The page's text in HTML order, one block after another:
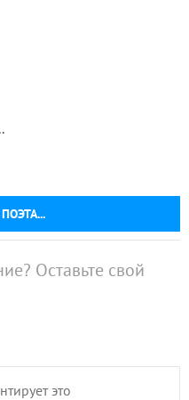
Оставьте свой
это